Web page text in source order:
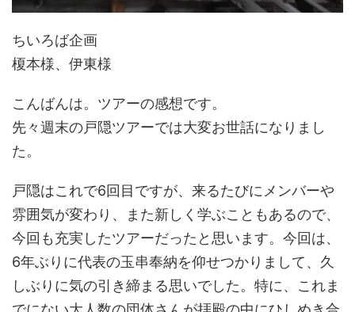
ちいろば企画
榎本様、伊東様
こんばんは。ツアーの感想です。
先々週末の戸隠ツアーでは大変お世話になりまし
た。
戸隠はこれで6回目ですが、来るたびにメンバーや
雰囲気が変わり、また新しく学ぶこともあるので、
今回も充実したツアーだったと思います。今回は、
6年ぶりに代表の玉串奉納を仰せつかりまして、久
しぶりに気の引き締まる思いでした。特に、これま